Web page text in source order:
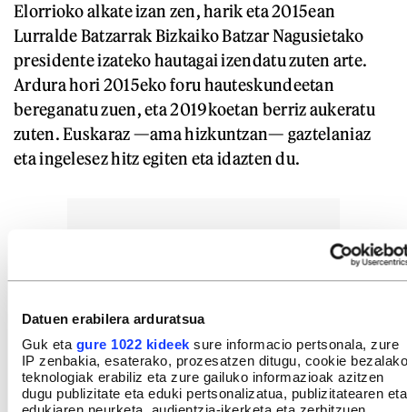
Datuen erabilera arduratsua
Guk eta gure 1022 kideek sure informacio pertsonala, zure
IP zenbakia, esaterako, prozesatzen ditugu, cookie bezalako
teknologiak erabiliz eta zure gailuko informazioak azitzen
dugu publizitate eta eduki pertsonalizatua, publizitatearen eta
Elorrioko alkate izan zen, harik eta 2015ean
Lurralde Batzarrak Bizkaiko Batzar Nagusietako
presidente izateko hautagai izendatu zuten arte.
Ardura hori 2015eko foru hauteskundeetan
bereganatu zuen, eta 2019koetan berriz aukeratu
zuten. Euskaraz —ama hizkuntzan— gaztelaniaz
eta ingelesez hitz egiten eta idazten du.